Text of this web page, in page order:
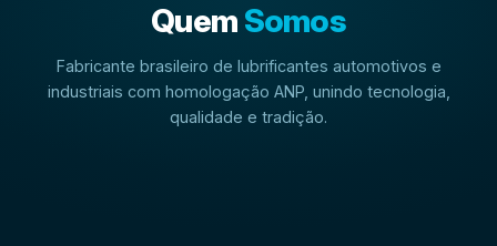
Quem Somos
Fabricante brasileiro de lubrificantes automotivos e
industriais com homologação ANP, unindo tecnologia,
qualidade e tradição.